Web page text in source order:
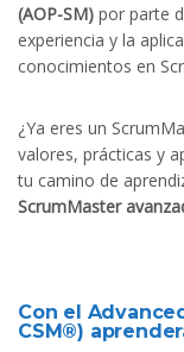
(AOP-SM) por parte
experiencia y la
conocimientos en
¿Ya eres un
valores, prácticas y
tu camino de
ScrumMaster
Con el
CSM®)